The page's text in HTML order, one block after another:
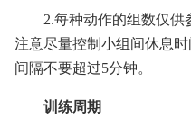
2.每种动作的组数仅供
注意尽量控制小组间休息
间隔不要超过5分钟。
训练周期